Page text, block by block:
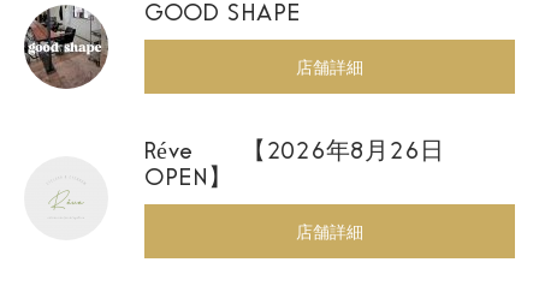
GOOD SHAPE
店舗詳細
Réve 【2026年8月26日
OPEN】
店舗詳細